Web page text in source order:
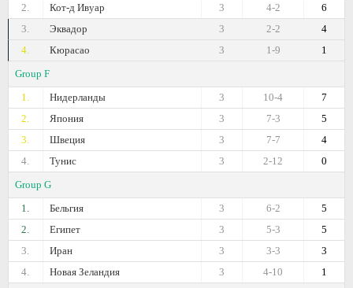
2.
Кот-д Ивуар 6
4-2
3
3.
Эквадор 4
2-2
3
4.
Кюрасао 1
1-9
3
Group F
1.
Нидерланды 7
10-4
3
2.
Япония 5
7-3
3
3.
Швеция 4
7-7
3
4.
Тунис 0
2-12
3
Group G
1.
Бельгия 5
6-2
3
2.
Египет 5
5-3
3
3.
Иран 3
3-3
3
4.
Новая Зеландия 1
4-10
3